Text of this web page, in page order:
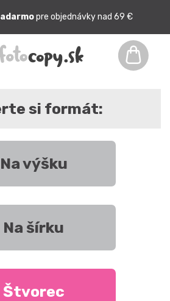
pre objednávky nad 69 €
si formát:
Na výšku
Na šírku
Štvorec